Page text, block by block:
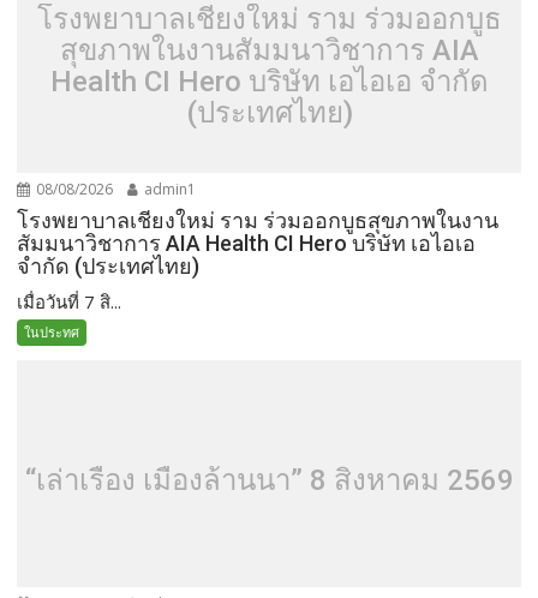
โรงพยาบาลเชียงใหม่ ราม ร่วมออกบูธ
สุขภาพในงานสัมมนาวิชาการ AIA
Health CI Hero บริษัท เอไอเอ จำกัด
(ประเทศไทย)
08/08/2026 admin1
โรงพยาบาลเชียงใหม่ ราม ร่วมออกบูธสุขภาพในงาน
สัมมนาวิชาการ AIA Health CI Hero บริษัท เอไอเอ
จำกัด (ประเทศไทย)
เมื่อวันที่ 7 สิ...
ในประทศ
“เล่าเรื่อง เมืองล้านนา” 8 สิงหาคม 2569